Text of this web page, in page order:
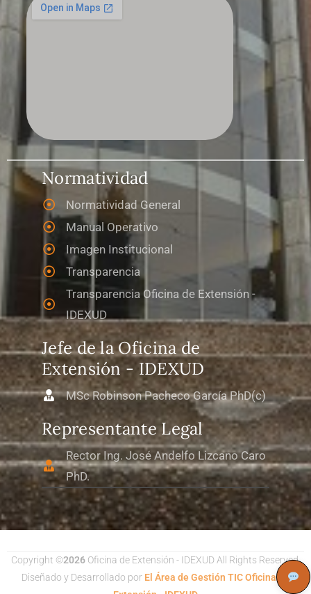
Normatividad
Normatividad General
Manual Operativo
Imagen Institucional
Transparencia
Transparencia Oficina de Extensión -
IDEXUD
Jefe de la Oficina de
Extensión - IDEXUD
MSc Robinson Pacheco García PhD(c)
Representante Legal
Rector Ing. José Andelfo Lizcano Caro
PhD.
Copyright ©2026Oficina de Extensión - IDEXUD All Rights Reserved.
Diseñado y Desarrollado por El Área de Gestión TIC Oficina de